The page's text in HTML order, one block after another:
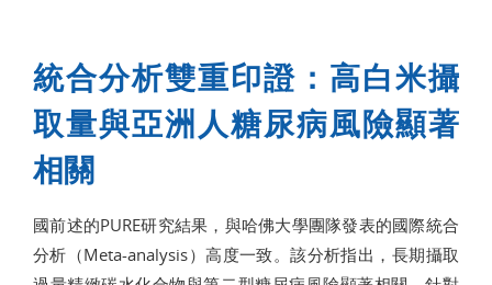
統合分析雙重印證：高白米攝
取量與亞洲人糖尿病風險顯著
相關
國前述的PURE研究結果，與哈佛大學團隊發表的國際統合
分析（Meta-analysis）高度一致。該分析指出，長期攝取